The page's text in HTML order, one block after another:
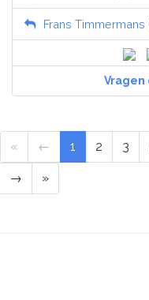
Frans Timmermans
Vragen
« ← 1 2 3
→ »